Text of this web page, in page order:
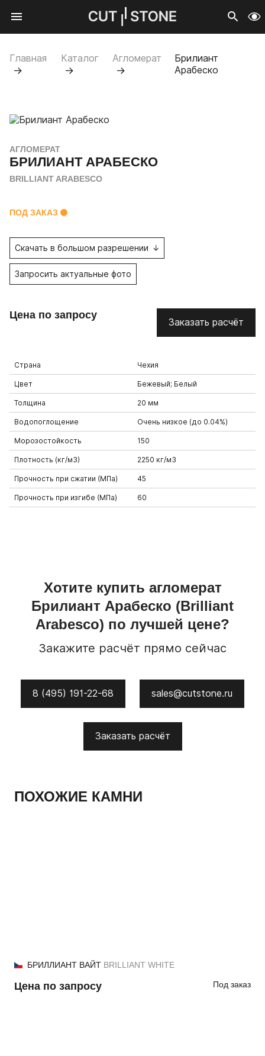
Мобильное меню
CUTSTONE
Главная Каталог Агломерат
Брилиант
Арабеско
АГЛОМЕРАТ
БРИЛИАНТ АРАБЕСКО
BRILLIANT ARABESCO
ПОД ЗАКАЗ
Скачать в большом разрешении
Запросить актуальные фото
Цена по запросу
Заказать расчёт
Страна Чехия
Цвет Бежевый; Белый
Толщина 20 мм
Водопоглощение Очень низкое (до 0.04%)
Морозостойкость 150
Плотность (кг/м3) 2250 кг/м3
Прочность при сжатии (МПа) 45
Прочность при изгибе (МПа) 60
Хотите купить агломерат
Брилиант Арабеско (Brilliant
Arabesco) по лучшей цене?
Закажите расчёт прямо сейчас
8 (495) 191-22-68 sales@cutstone.ru
Заказать расчёт
ПОХОЖИЕ КАМНИ
БРИЛЛИАНТ ВАЙТ BRILLIANT WHITE
Цена по запросу Под заказ